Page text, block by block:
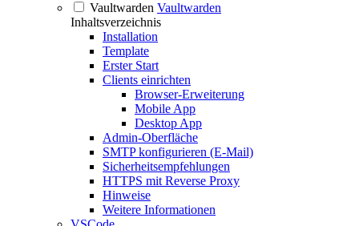
Vaultwarden Vaultwarden
Inhaltsverzeichnis
Installation
Template
Erster Start
Clients einrichten
Browser-Erweiterung
Mobile App
Desktop App
Admin-Oberfläche
SMTP konfigurieren (E-Mail)
Sicherheitsempfehlungen
HTTPS mit Reverse Proxy
Hinweise
Weitere Informationen